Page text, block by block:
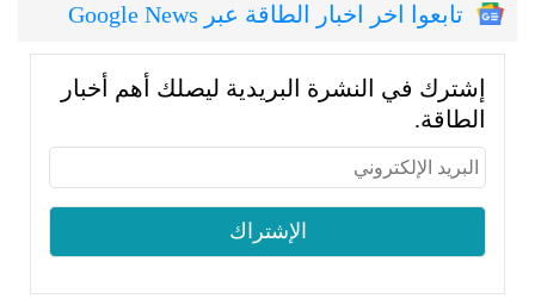
تابعوا اخر اخبار الطاقة عبر Google News
إشترك في النشرة البريدية ليصلك أهم أخبار
الطاقة.